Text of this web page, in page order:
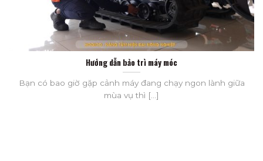
Hướng dẫn bảo trì máy móc
Bạn có bao giờ gặp cảnh máy đang chạy ngon lành giữa
mùa vụ thì [...]